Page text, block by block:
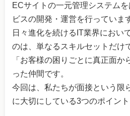
ECサイトの一元管理システム
ビスの開発・運営を行っていま
日々進化を続けるIT業界におい
のは、単なるスキルセットだけ
「お客様の困りごとに真正面
った仲間です。
今回は、私たちが面接という限
に大切にしている3つのポイント